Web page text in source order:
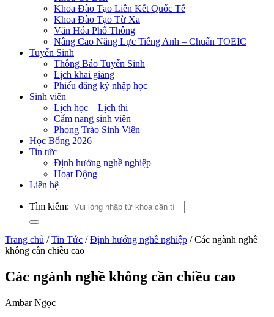
Khoa Đào Tạo Liên Kết Quốc Tế
Khoa Đào Tạo Từ Xa
Văn Hóa Phổ Thông
Nâng Cao Năng Lực Tiếng Anh – Chuẩn TOEIC
Tuyển Sinh
Thông Báo Tuyển Sinh
Lịch khai giảng
Phiếu đăng ký nhập học
Sinh viên
Lịch học – Lịch thi
Cẩm nang sinh viên
Phong Trào Sinh Viên
Học Bổng 2026
Tin tức
Định hướng nghề nghiệp
Hoạt Động
Liên hệ
Tìm kiếm:
Trang chủ / Tin Tức / Định hướng nghề nghiệp / Các ngành nghề
không cần chiều cao
Các ngành nghề không cần chiều cao
Ambar Ngọc